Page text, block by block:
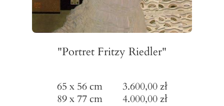
65 x 56 cm 3.600,00 zł
89 x 77 cm 4.000,00 zł
"Portret Fritzy Riedler"